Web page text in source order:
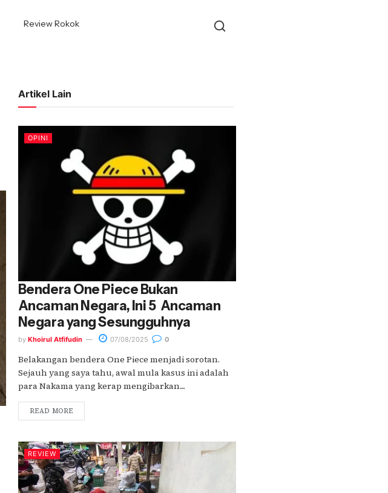
Review Rokok
Artikel Lain
OPINI
Bendera One Piece Bukan
Ancaman Negara, Ini 5 Ancaman
Negara yang Sesungguhnya
by Khoirul Atfifudin 07/08/2025 0
Belakangan bendera One Piece menjadi sorotan.
Sejauh yang saya tahu, awal mula kasus ini adalah
para Nakama yang kerap mengibarkan....
READ MORE
REVIEW